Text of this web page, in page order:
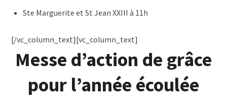
Ste Marguerite et St Jean XXIII à 11h
[/vc_column_text][vc_column_text]
Messe d’action de grâce
pour l’année écoulée